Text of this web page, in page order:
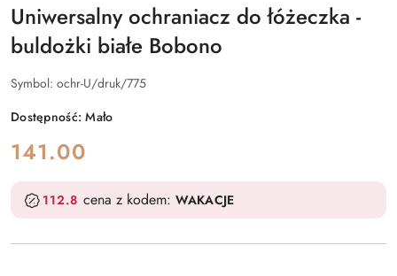
Uniwersalny ochraniacz do łóżeczka -
buldożki białe Bobono
Symbol: ochr-U/druk/775
Dostępność:Mało
cena:
141.00
112.8 cena z kodem: WAKACJE